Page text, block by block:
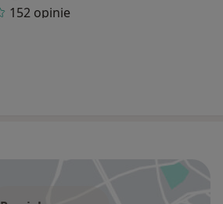
152 opinie